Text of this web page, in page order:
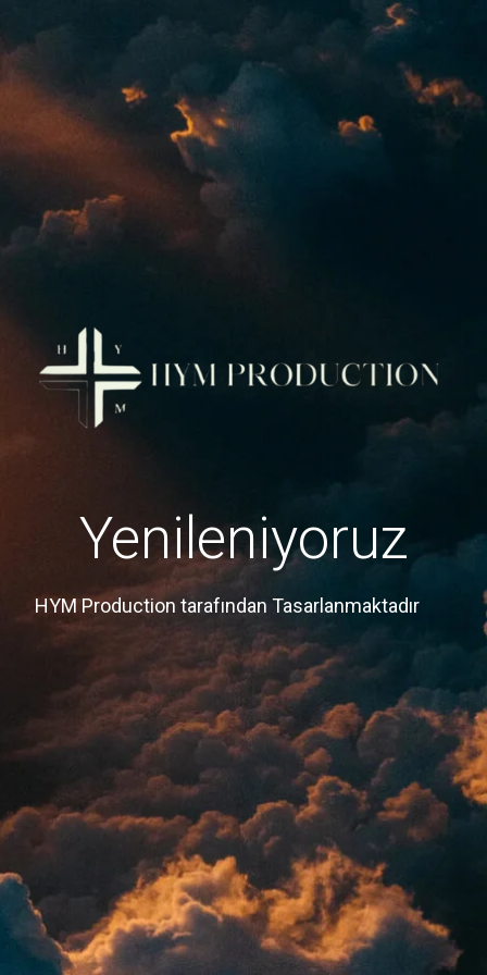
Yenileniyoruz
HYM Production tarafından Tasarlanmaktadır